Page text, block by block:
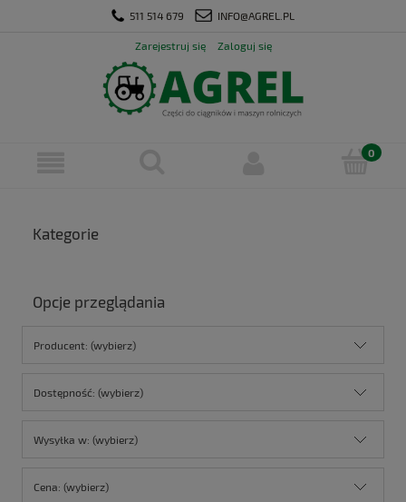
511 514 679 INFO@AGREL.PL
Zarejestruj się Zaloguj się
Kategorie
Opcje przeglądania
Producent: (wybierz)
Dostępność: (wybierz)
Wysyłka w: (wybierz)
Cena: (wybierz)